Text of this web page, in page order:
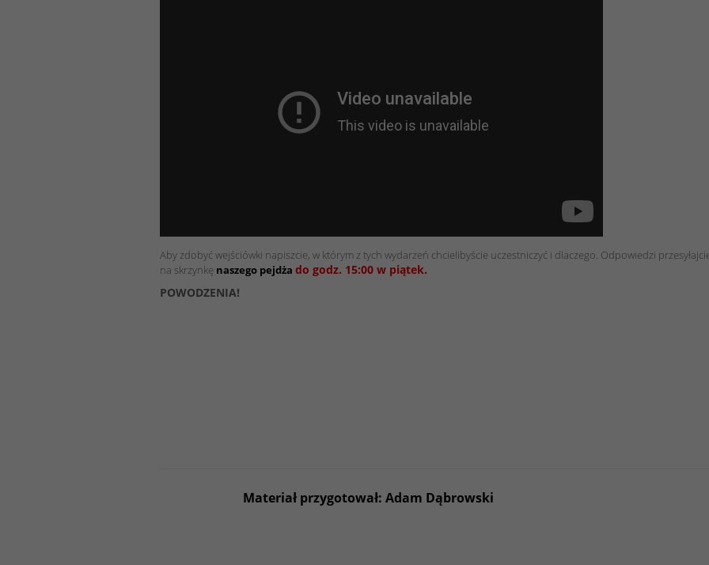
Aby zdobyć wejściówki napiszcie, w którym z tych wydarzeń chcielibyście uczestniczyć i dlaczego. Odpowiedzi
na skrzynkę naszego pejdża do godz. 15:00 w piątek.
POWODZENIA!
Materiał przygotował: Adam Dąbrowski